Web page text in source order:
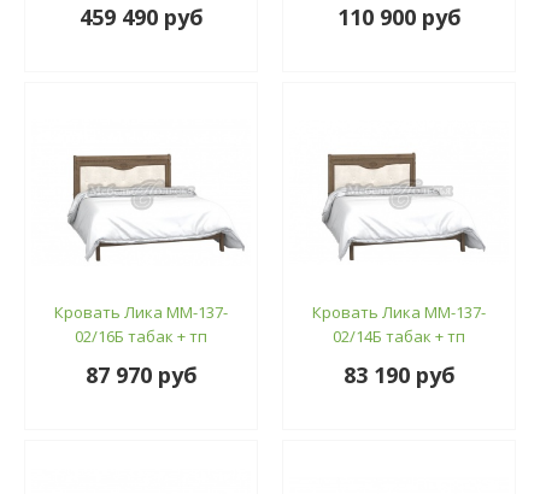
459 490 руб 110 900 руб
Кровать Лика ММ-137-
02/16Б табак + тп
87 970 руб
Кровать Лика ММ-137-
02/14Б табак + тп
83 190 руб